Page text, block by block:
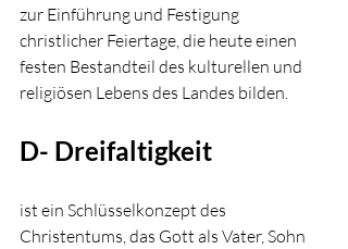
zur Einführung und Festigung
christlicher Feiertage, die heute einen
festen Bestandteil des kulturellen und
religiösen Lebens des Landes bilden.
D- Dreifaltigkeit
ist ein Schlüsselkonzept des
Christentums, das Gott als Vater, Sohn